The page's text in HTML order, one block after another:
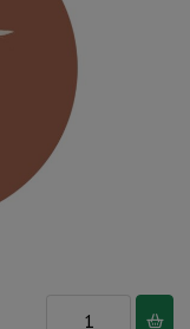
Muurcirkel